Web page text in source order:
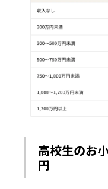
高校生のお
円